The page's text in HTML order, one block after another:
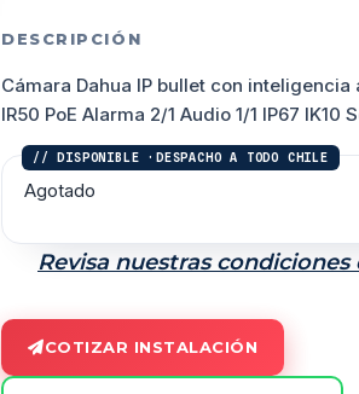
DESCRIPCIÓN
Cámara Dahua IP bullet con
IR50 PoE Alarma 2/1 Audio 1/1 IP67 IK10
Agotado
Revisa nuestras condiciones
COTIZAR INSTALACIÓN